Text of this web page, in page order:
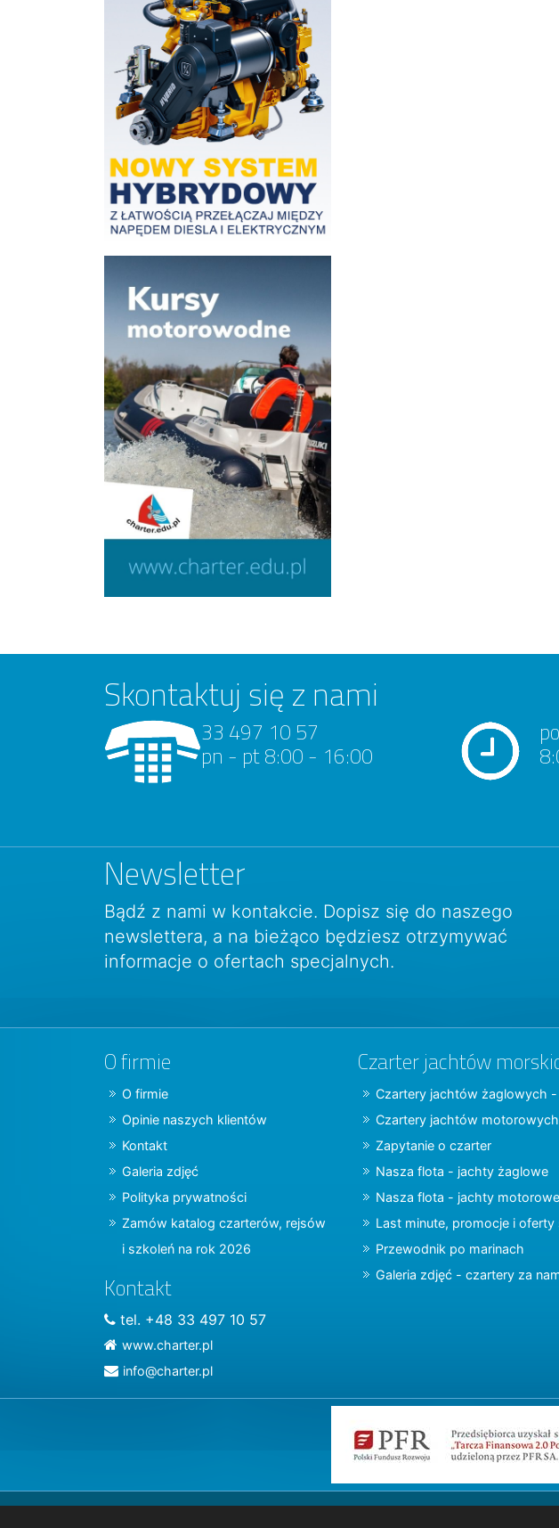
Skontaktuj się z nami
33 497 10 57
pn - pt 8:00 - 16:00
Newsletter
Bądź z nami w kontakcie. Dopisz się do naszego
newslettera, a na bieżąco będziesz otrzymywać
informacje o ofertach specjalnych.
O firmie
O firmie
Opinie naszych klientów
Kontakt
Galeria zdjęć
Polityka prywatności
Zamów katalog czarterów, rejsów
i szkoleń na rok 2026
Kontakt
tel. +48 33 497 10 57
www.charter.pl
info@charter.pl
Czarter jachtów
Czartery jachtów żaglowych
Czartery jachtów
Zapytanie o czarter
Nasza flota - jachty żaglowe
Nasza flota - jachty motorowe
Last minute, promocje i oferty
Przewodnik po marinach
Galeria zdjęć - czartery za